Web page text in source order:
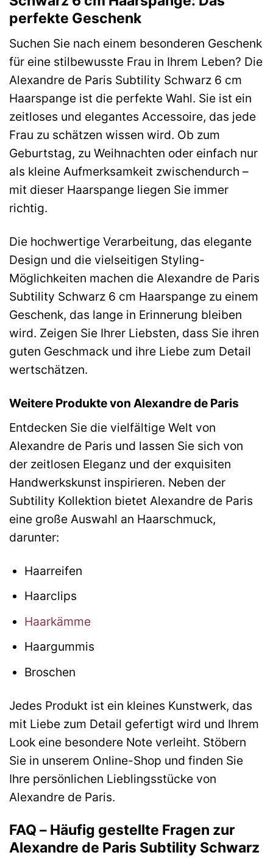
perfekte Geschenk
Suchen Sie nach einem besonderen Geschenk
für eine stilbewusste Frau in Ihrem Leben? Die
Alexandre de Paris Subtility Schwarz 6 cm
Haarspange ist die perfekte Wahl. Sie ist ein
zeitloses und elegantes Accessoire, das jede
Frau zu schätzen wissen wird. Ob zum
Geburtstag, zu Weihnachten oder einfach nur
als kleine Aufmerksamkeit zwischendurch –
mit dieser Haarspange liegen Sie immer
richtig.
Die hochwertige Verarbeitung, das elegante
Design und die vielseitigen Styling-
Möglichkeiten machen die Alexandre de Paris
Subtility Schwarz 6 cm Haarspange zu einem
Geschenk, das lange in Erinnerung bleiben
wird. Zeigen Sie Ihrer Liebsten, dass Sie ihren
guten Geschmack und ihre Liebe zum Detail
wertschätzen.
Weitere Produkte von Alexandre de Paris
Entdecken Sie die vielfältige Welt von
Alexandre de Paris und lassen Sie sich von
der zeitlosen Eleganz und der exquisiten
Handwerkskunst inspirieren. Neben der
Subtility Kollektion bietet Alexandre de Paris
eine große Auswahl an Haarschmuck,
darunter:
Haarreifen
Haarclips
Haarkämme
Haargummis
Broschen
Jedes Produkt ist ein kleines Kunstwerk, das
mit Liebe zum Detail gefertigt wird und Ihrem
Look eine besondere Note verleiht. Stöbern
Sie in unserem Online-Shop und finden Sie
Ihre persönlichen Lieblingsstücke von
Alexandre de Paris.
FAQ – Häufig gestellte Fragen zur
Alexandre de Paris Subtility Schwarz